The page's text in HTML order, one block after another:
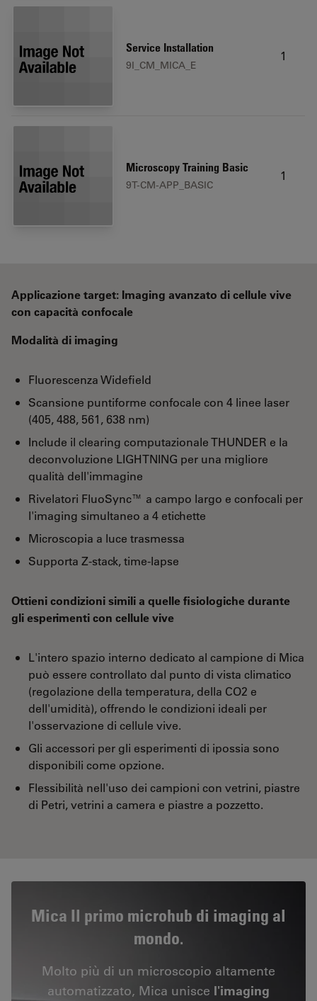
Service Installation
9I_CM_MICA_E
1
Microscopy Training Basic
9T-CM-APP_BASIC
1
Applicazione target: Imaging avanzato di cellule vive
con capacità confocale
Modalità di imaging
Fluorescenza Widefield
Scansione puntiforme confocale con 4 linee laser
(405, 488, 561, 638 nm)
Include il clearing computazionale THUNDER e la
deconvoluzione LIGHTNING per una migliore
qualità dell'immagine
Rivelatori FluoSync™ a campo largo e confocali per
l'imaging simultaneo a 4 etichette
Microscopia a luce trasmessa
Supporta Z-stack, time-lapse
Ottieni condizioni simili a quelle fisiologiche durante
gli esperimenti con cellule vive
L'intero spazio interno dedicato al campione di Mica
può essere controllato dal punto di vista climatico
(regolazione della temperatura, della CO2 e
dell'umidità), offrendo le condizioni ideali per
l'osservazione di cellule vive.
Gli accessori per gli esperimenti di ipossia sono
disponibili come opzione.
Flessibilità nell'uso dei campioni con vetrini, piastre
di Petri, vetrini a camera e piastre a pozzetto.
Mica Il primo microhub di imaging al
mondo.
Molto più di un microscopio altamente
automatizzato, Mica unisce l'imaging